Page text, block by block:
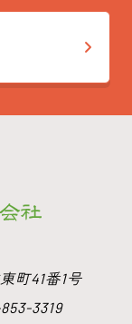
町41番1号
3319